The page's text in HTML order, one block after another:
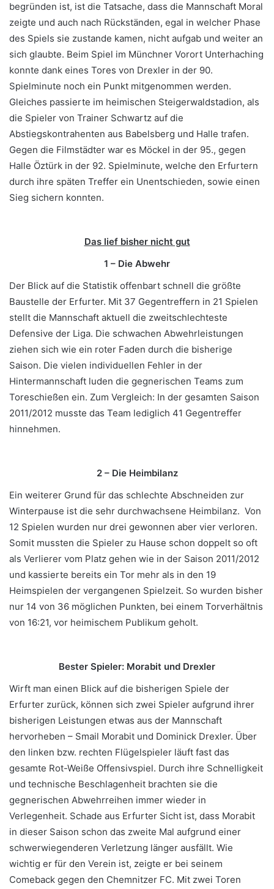
begründen ist, ist die Tatsache, dass die Mannschaft Moral
zeigte und auch nach Rückständen, egal in welcher Phase
des Spiels sie zustande kamen, nicht aufgab und weiter an
sich glaubte. Beim Spiel im Münchner Vorort Unterhaching
konnte dank eines Tores von Drexler in der 90.
Spielminute noch ein Punkt mitgenommen werden.
Gleiches passierte im heimischen Steigerwaldstadion, als
die Spieler von Trainer Schwartz auf die
Abstiegskontrahenten aus Babelsberg und Halle trafen.
Gegen die Filmstädter war es Möckel in der 95., gegen
Halle Öztürk in der 92. Spielminute, welche den Erfurtern
durch ihre späten Treffer ein Unentschieden, sowie einen
Sieg sichern konnten.
Das lief bisher nicht gut
1 – Die Abwehr
Der Blick auf die Statistik offenbart schnell die größte
Baustelle der Erfurter. Mit 37 Gegentreffern in 21 Spielen
stellt die Mannschaft aktuell die zweitschlechteste
Defensive der Liga. Die schwachen Abwehrleistungen
ziehen sich wie ein roter Faden durch die bisherige
Saison. Die vielen individuellen Fehler in der
Hintermannschaft luden die gegnerischen Teams zum
Toreschießen ein. Zum Vergleich: In der gesamten Saison
2011/2012 musste das Team lediglich 41 Gegentreffer
hinnehmen.
2 – Die Heimbilanz
Ein weiterer Grund für das schlechte Abschneiden zur
Winterpause ist die sehr durchwachsene Heimbilanz. Von
12 Spielen wurden nur drei gewonnen aber vier verloren.
Somit mussten die Spieler zu Hause schon doppelt so oft
als Verlierer vom Platz gehen wie in der Saison 2011/2012
und kassierte bereits ein Tor mehr als in den 19
Heimspielen der vergangenen Spielzeit. So wurden bisher
nur 14 von 36 möglichen Punkten, bei einem Torverhältnis
von 16:21, vor heimischem Publikum geholt.
Bester Spieler: Morabit und Drexler
Wirft man einen Blick auf die bisherigen Spiele der
Erfurter zurück, können sich zwei Spieler aufgrund ihrer
bisherigen Leistungen etwas aus der Mannschaft
hervorheben – Smail Morabit und Dominick Drexler. Über
den linken bzw. rechten Flügelspieler läuft fast das
gesamte Rot-Weiße Offensivspiel. Durch ihre Schnelligkeit
und technische Beschlagenheit brachten sie die
gegnerischen Abwehrreihen immer wieder in
Verlegenheit. Schade aus Erfurter Sicht ist, dass Morabit
in dieser Saison schon das zweite Mal aufgrund einer
schwerwiegenderen Verletzung länger ausfällt. Wie
wichtig er für den Verein ist, zeigte er bei seinem
Comeback gegen den Chemnitzer FC. Mit zwei Toren